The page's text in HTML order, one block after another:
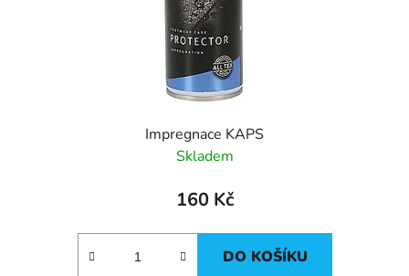
Impregnace KAPS
Skladem
160 Kč
DO KOŠÍKU